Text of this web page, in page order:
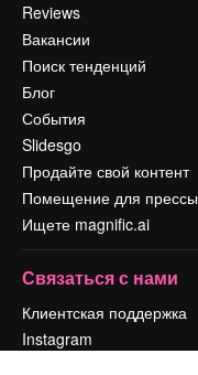
Reviews
Вакансии
Поиск тенденций
Блог
События
Slidesgo
Продайте свой контент
Помещение для прессы
Ищете magnific.ai
Связаться с нами
Клиентская поддержка
Instagram